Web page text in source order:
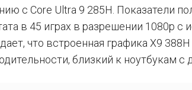
с Core Ultra 9 285H. Показатели
в 45 играх в разрешении 1080p с
что встроенная графика X9
близкий к ноутбукам с